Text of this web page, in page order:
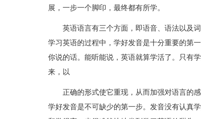
展，一步一个脚印，最终都有所学。
英语语言有三个方面，即语音、语法以及
学习英语的过程中，学好发音是十分重要的第
你说的话。能听能说，英语就算学活了。只有
来，以
正确的形式使它重现，从而加强对语言的
学好发音是不可缺少的第一步。发音没有认真